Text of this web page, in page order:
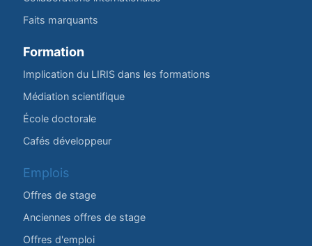
Faits marquants
Formation
Implication du LIRIS dans les formations
Médiation scientifique
École doctorale
Cafés développeur
Emplois
Offres de stage
Anciennes offres de stage
Offres d'emploi